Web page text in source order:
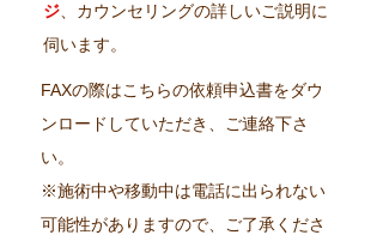
ジ 、カウンセリングの詳しいご説明に
伺います。
FAXの際はこちらの依頼申込書をダウ
ンロードしていただき、ご連絡下さ
い。
※施術中や移動中は電話に出られない
可能性がありますので、ご了承くださ